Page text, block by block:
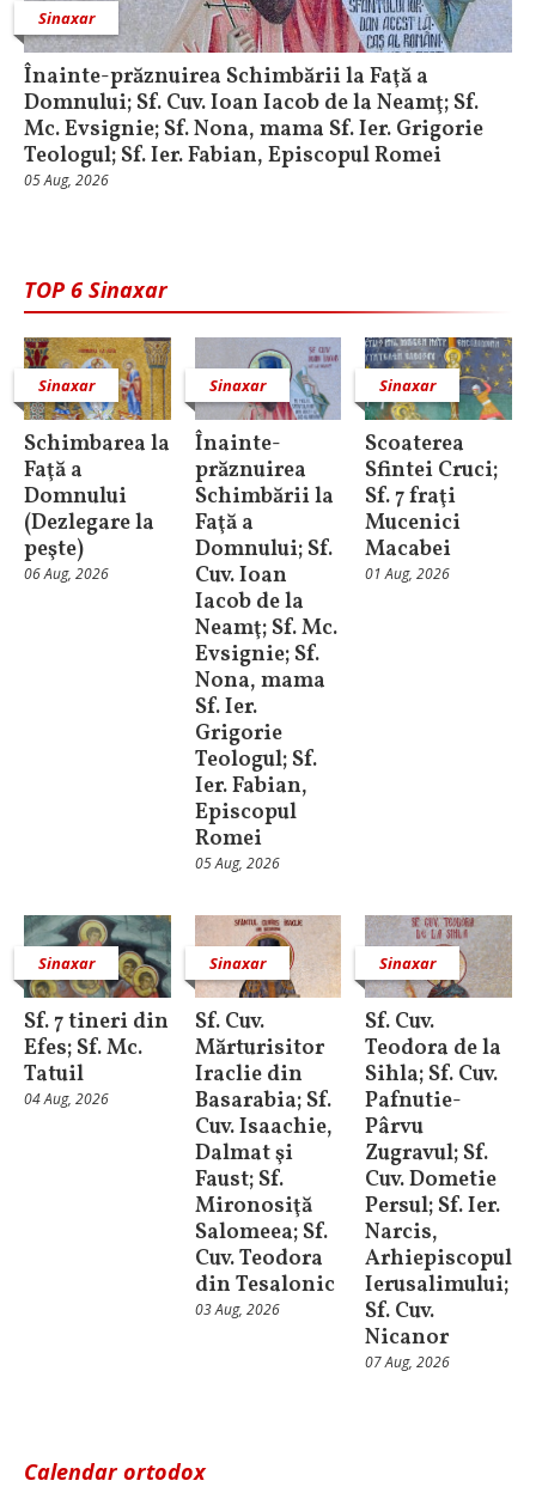
Sinaxar
Înainte-prăznuirea Schimbării la Faţă a
Domnului; Sf. Cuv. Ioan Iacob de la Neamţ; Sf.
Mc. Evsignie; Sf. Nona, mama Sf. Ier. Grigorie
Teologul; Sf. Ier. Fabian, Episcopul Romei
05 Aug, 2026
TOP 6 Sinaxar
Sinaxar
Schimbarea la
Faţă a
Domnului
(Dezlegare la
peşte)
06 Aug, 2026
Sinaxar
Înainte-
prăznuirea
Schimbării la
Faţă a
Domnului; Sf.
Cuv. Ioan
Iacob de la
Neamţ; Sf. Mc.
Evsignie; Sf.
Nona, mama
Sf. Ier.
Grigorie
Teologul; Sf.
Ier. Fabian,
Episcopul
Romei
05 Aug, 2026
Sinaxar
Scoaterea
Sfintei Cruci;
Sf. 7 fraţi
Mucenici
Macabei
01 Aug, 2026
Sinaxar
Sf. 7 tineri din
Efes; Sf. Mc.
Tatuil
04 Aug, 2026
Sinaxar
Sf. Cuv.
Mărturisitor
Iraclie din
Basarabia; Sf.
Cuv. Isaachie,
Dalmat şi
Faust; Sf.
Mironosiţă
Salomeea; Sf.
Cuv. Teodora
din Tesalonic
03 Aug, 2026
Sinaxar
Sf. Cuv.
Teodora de la
Sihla; Sf. Cuv.
Pafnutie-
Pârvu
Zugravul; Sf.
Cuv. Dometie
Persul; Sf. Ier.
Narcis,
Arhiepiscopul
Ierusalimului;
Sf. Cuv.
Nicanor
07 Aug, 2026
Calendar ortodox